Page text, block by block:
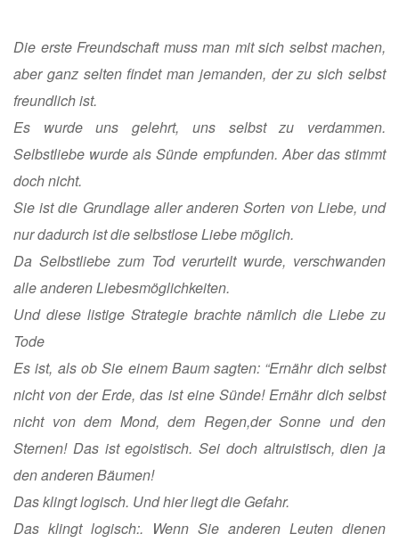
Die erste Freundschaft muss man mit sich selbst machen,
aber ganz selten findet man jemanden, der zu sich selbst
freundlich ist.
Es wurde uns gelehrt, uns selbst zu verdammen.
Selbstliebe wurde als Sünde empfunden. Aber das stimmt
doch nicht.
Sie ist die Grundlage aller anderen Sorten von Liebe, und
nur dadurch ist die selbstlose Liebe möglich.
Da Selbstliebe zum Tod verurteilt wurde, verschwanden
alle anderen Liebesmöglichkeiten.
Und diese listige Strategie brachte nämlich die Liebe zu
Tode
Es ist, als ob Sie einem Baum sagten: “Ernähr dich selbst
nicht von der Erde, das ist eine Sünde! Ernähr dich selbst
nicht von dem Mond, dem Regen,der Sonne und den
Sternen! Das ist egoistisch. Sei doch altruistisch, dien ja
den anderen Bäumen!
Das klingt logisch. Und hier liegt die Gefahr.
Das klingt logisch:. Wenn Sie anderen Leuten dienen